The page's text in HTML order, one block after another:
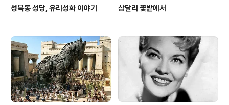
성북동 성당, 유리성화 이야기 삼달리 꽃밭에서